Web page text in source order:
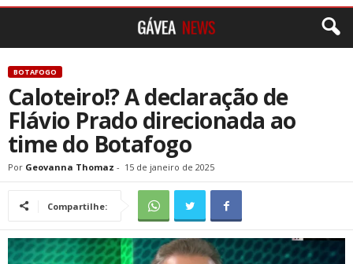
BOTAFOGO
Caloteiro!? A declaração de
Flávio Prado direcionada ao
time do Botafogo
Por Geovanna Thomaz - 15 de janeiro de 2025
Compartilhe: